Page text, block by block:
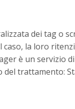
dei tag o
caso, la loro
è un servizio
del trattamento: